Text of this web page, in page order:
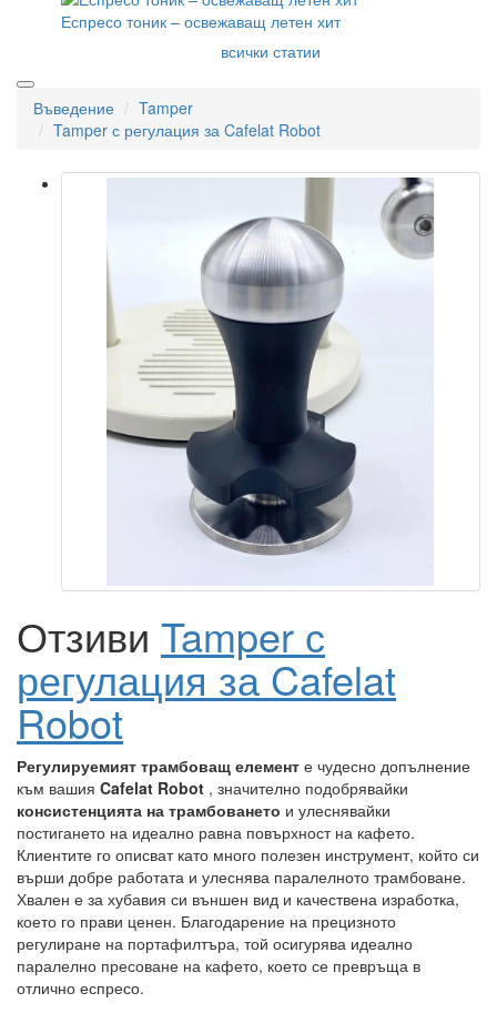
Еспресо тоник – освежаващ летен хит
всички статии
Въведение
Tamper
Tamper с регулация за Cafelat Robot
Отзиви Tamper с
регулация за Cafelat
Robot
Регулируемият трамбоващ елемент е чудесно допълнение
към вашия Cafelat Robot , значително подобрявайки
консистенцията на трамбоването и улеснявайки
постигането на идеално равна повърхност на кафето.
Клиентите го описват като много полезен инструмент, който си
върши добре работата и улеснява паралелното трамбоване.
Хвален е за хубавия си външен вид и качествена изработка,
което го прави ценен. Благодарение на прецизното
регулиране на портафилтъра, той осигурява идеално
паралелно пресоване на кафето, което се превръща в
отлично еспресо.